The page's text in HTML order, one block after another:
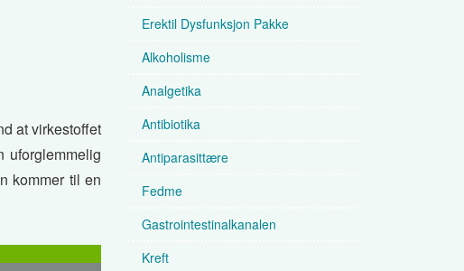
at virkestoffet
uforglemmelig
kommer til en
Erektil Dysfunksjon Pakke
Alkoholisme
Analgetika
Antibiotika
Antiparasittære
Fedme
Gastrointestinalkanalen
Kreft